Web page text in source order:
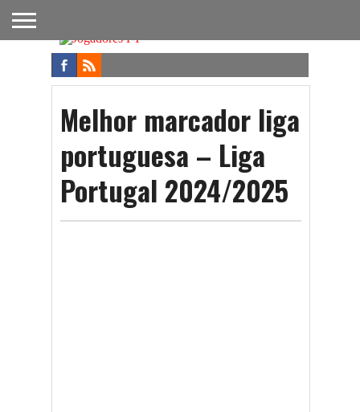
FUTEBOL
NACIONAL
FUTEBOL
INTERNACIONAL
NOTÍCIAS
ONDE
ASSISTIR
FUTEBOL
NA TV
APOSTAS
Melhor marcador liga
portuguesa – Liga
Portugal 2024/2025